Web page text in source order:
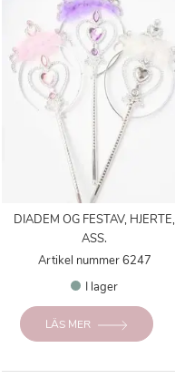
DIADEM OG FESTAV, HJERTE,
ASS.
Artikel nummer 6247
I lager
LÄS MER